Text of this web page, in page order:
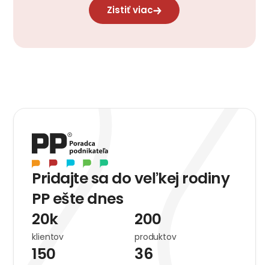
Zistiť viac
of
Pridajte sa do veľkej rodiny
PP ešte dnes
20k
klientov
200
produktov
150 36